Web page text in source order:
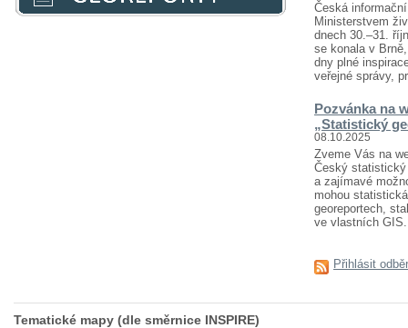
Česká
Ministerstvem
dnech 30.–31.
se konala v
dny plné
veřejné správy,
Pozvánka na
„Statistický
08.10.2025
Zveme Vás na
Český
a zajímavé
mohou
georeportech,
ve vlastních
Přihlásit
Tematické mapy (dle směrnice INSPIRE)